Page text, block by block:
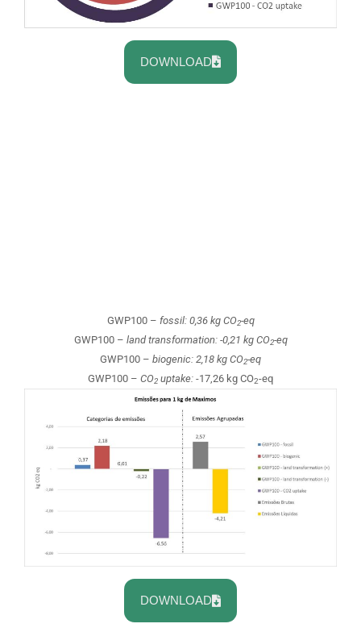
DOWNLOAD
GWP100 – fossil: 0,36 kg CO2-eq
GWP100 – land transformation: -0,21 kg CO2-eq
GWP100 – biogenic: 2,18 kg CO2-eq
GWP100 – CO2 uptake: -17,26 kg CO2-eq
DOWNLOAD